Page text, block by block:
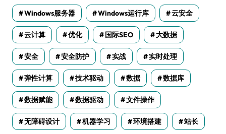
Windows服务器 Windows运行库 云安全
云计算 优化 国际SEO 大数据
安全 安全防护 实战 实时处理
弹性计算 技术驱动 数据 数据库
数据赋能 数据驱动 文件操作
无障碍设计 机器学习 环境搭建 站长